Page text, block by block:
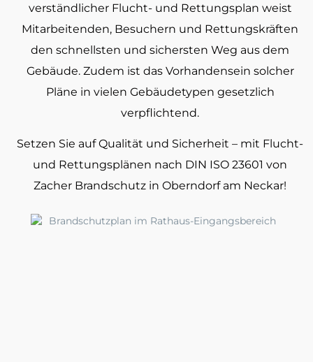
verständlicher Flucht- und Rettungsplan weist
Mitarbeitenden, Besuchern und Rettungskräften
den schnellsten und sichersten Weg aus dem
Gebäude. Zudem ist das Vorhandensein solcher
Pläne in vielen Gebäudetypen gesetzlich
verpflichtend.
Setzen Sie auf Qualität und Sicherheit – mit Flucht-
und Rettungsplänen nach DIN ISO 23601 von
Zacher Brandschutz in Oberndorf am Neckar!